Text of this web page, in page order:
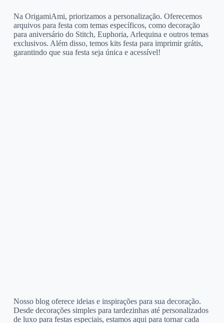
Na OrigamiAmi, priorizamos a personalização. Oferecemos
arquivos para festa com temas específicos, como decoração
para aniversário do Stitch, Euphoria, Arlequina e outros temas
exclusivos. Além disso, temos kits festa para imprimir grátis,
garantindo que sua festa seja única e acessível!
Nosso blog oferece ideias e inspirações para sua decoração.
Desde decorações simples para tardezinhas até personalizados
de luxo para festas especiais, estamos aqui para tornar cada